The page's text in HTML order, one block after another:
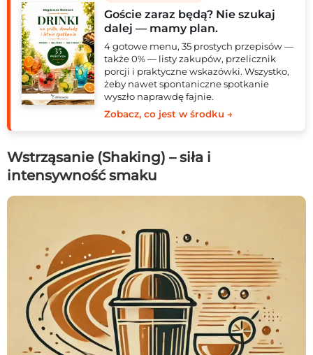
Goście zaraz będą? Nie szukaj
dalej — mamy plan.
4 gotowe menu, 35 prostych przepisów —
także 0% — listy zakupów, przelicznik
porcji i praktyczne wskazówki. Wszystko,
żeby nawet spontaniczne spotkanie
wyszło naprawdę fajnie.
Zobacz, co jest w środku →
Wstrząsanie (Shaking) – siła i
intensywność smaku